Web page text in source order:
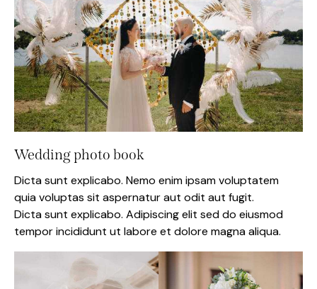
Wedding photo book
Dicta sunt explicabo. Nemo enim ipsam voluptatem
quia voluptas sit aspernatur aut odit aut fugit.
Dicta sunt explicabo. Adipiscing elit sed do eiusmod
tempor incididunt ut labore et dolore magna aliqua.